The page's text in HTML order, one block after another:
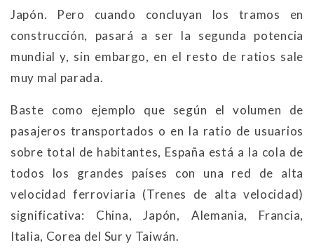
Japón. Pero cuando concluyan los tramos en
construcción, pasará a ser la segunda potencia
mundial y, sin embargo, en el resto de ratios sale
muy mal parada.
Baste como ejemplo que según el volumen de
pasajeros transportados o en la ratio de usuarios
sobre total de habitantes, España está a la cola de
todos los grandes países con una red de alta
velocidad ferroviaria (Trenes de alta velocidad)
significativa: China, Japón, Alemania, Francia,
Italia, Corea del Sur y Taiwán.